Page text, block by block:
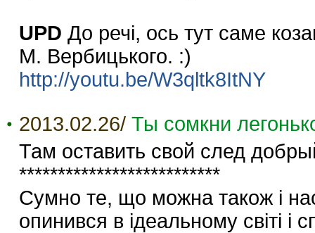
UPD До речі, ось тут саме
М. Вербицького. :)
http://youtu.be/W3qltk8ItNY
2013.02.26/ Ты сомкни
Там оставить свой след
**************************
Сумно те, що можна також і
опинився в ідеальному світі і